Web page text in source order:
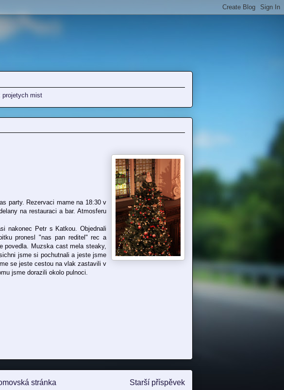
projetych mist
party. Rezervaci mame na 18:30 v
na restauraci a bar. Atmosferu
nakonec Petr s Katkou. Objednali
pronesl "nas pan reditel" rec a
povedla. Muzska cast mela steaky,
jsme si pochutnali a jeste jsme
se jeste cestou na vlak zastavili v
jsme dorazili okolo pulnoci.
Starší příspěvek
stránka